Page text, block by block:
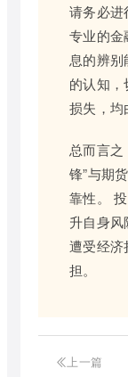
请务必进
专业的金
息的辨
的认知
损失，均
总而言之
锋”与期
靠性。
升自身
遭受经济
担。
上一篇